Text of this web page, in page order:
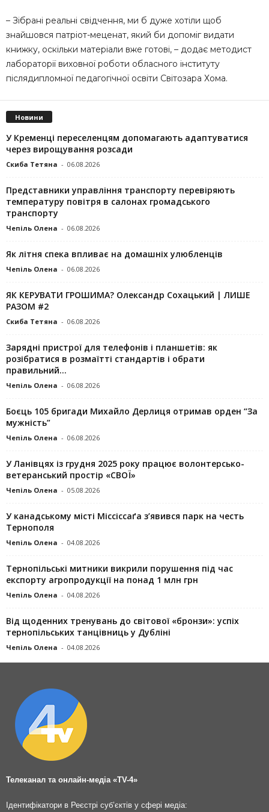
– Зібрані реальні свідчення, ми б дуже хотіли щоб
знайшовся патріот-меценат, який би допоміг видати
книжку, оскільки матеріали вже готові, – додає методист
лабораторії виховної роботи обласного інституту
післядипломної педагогічної освіти Світозара Хома.
Новини
У Кременці переселенцям допомагають адаптуватися
через вирощування розсади
Скиба Тетяна - 06.08.2026
Представники управління транспорту перевіряють
температуру повітря в салонах громадського
транспорту
Чепіль Олена - 06.08.2026
Як літня спека впливає на домашніх улюбленців
Чепіль Олена - 06.08.2026
ЯК КЕРУВАТИ ГРОШИМА? Олександр Сохацький | ЛИШЕ
РАЗОМ #2
Скиба Тетяна - 06.08.2026
Зарядні пристрої для телефонів і планшетів: як
розібратися в розмаїтті стандартів і обрати
правильний...
Чепіль Олена - 06.08.2026
Боєць 105 бригади Михайло Дерлиця отримав орден “За
мужність”
Чепіль Олена - 06.08.2026
У Ланівцях із грудня 2025 року працює волонтерсько-
ветеранський простір «СВОЇ»
Чепіль Олена - 05.08.2026
У канадському місті Міссіссаґа з’явився парк на честь
Тернополя
Чепіль Олена - 04.08.2026
Тернопільські митники викрили порушення під час
експорту агропродукції на понад 1 млн грн
Чепіль Олена - 04.08.2026
Від щоденних тренувань до світової «бронзи»: успіх
тернопільських танцівниць у Дубліні
Чепіль Олена - 04.08.2026
Телеканал та онлайн-медіа «TV-4»
Ідентифікатори в Реєстрі суб’єктів у сфері медіа: